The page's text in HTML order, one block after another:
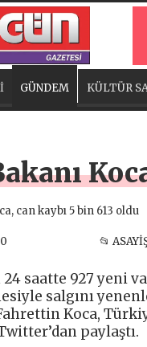
GÜNDEM KÜLTÜR
📂
saatte 927 yeni
salgını
Koca,
paylaştı.